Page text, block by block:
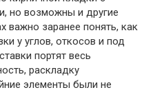
но возможны и другие
важно заранее понять, как
у углов, откосов и под
портят весь
раскладку
элементы были не